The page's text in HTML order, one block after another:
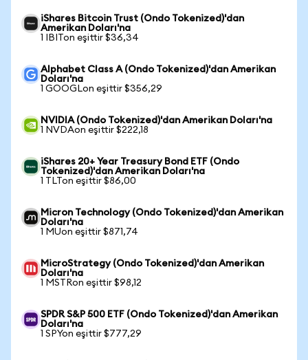
iShares Bitcoin Trust (Ondo Tokenized)'dan
Amerikan Doları'na
1 IBITon eşittir $36,34
Alphabet Class A (Ondo Tokenized)'dan Amerikan
Doları'na
1 GOOGLon eşittir $356,29
NVIDIA (Ondo Tokenized)'dan Amerikan Doları'na
1 NVDAon eşittir $222,18
iShares 20+ Year Treasury Bond ETF (Ondo
Tokenized)'dan Amerikan Doları'na
1 TLTon eşittir $86,00
Micron Technology (Ondo Tokenized)'dan Amerikan
Doları'na
1 MUon eşittir $871,74
MicroStrategy (Ondo Tokenized)'dan Amerikan
Doları'na
1 MSTRon eşittir $98,12
SPDR S&P 500 ETF (Ondo Tokenized)'dan Amerikan
Doları'na
1 SPYon eşittir $777,29